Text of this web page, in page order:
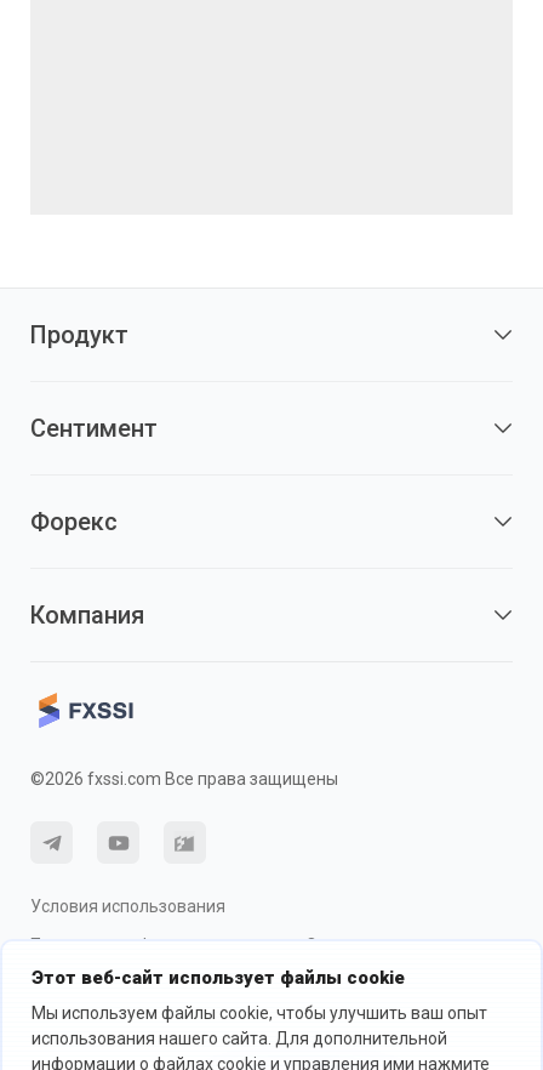
Этот веб-сайт использует файлы cookie
Мы используем файлы cookie, чтобы улучшить ваш опыт
использования нашего сайта. Для дополнительной
информации о файлах cookie и управления ими нажмите
Продукт
Сентимент
Форекс
Компания
©2026 fxssi.com Все права защищены
Условия использования
Политика конфиденциальности
О рисках
Использование cookie